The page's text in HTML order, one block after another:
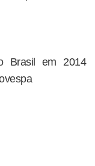
Brasil em 2014